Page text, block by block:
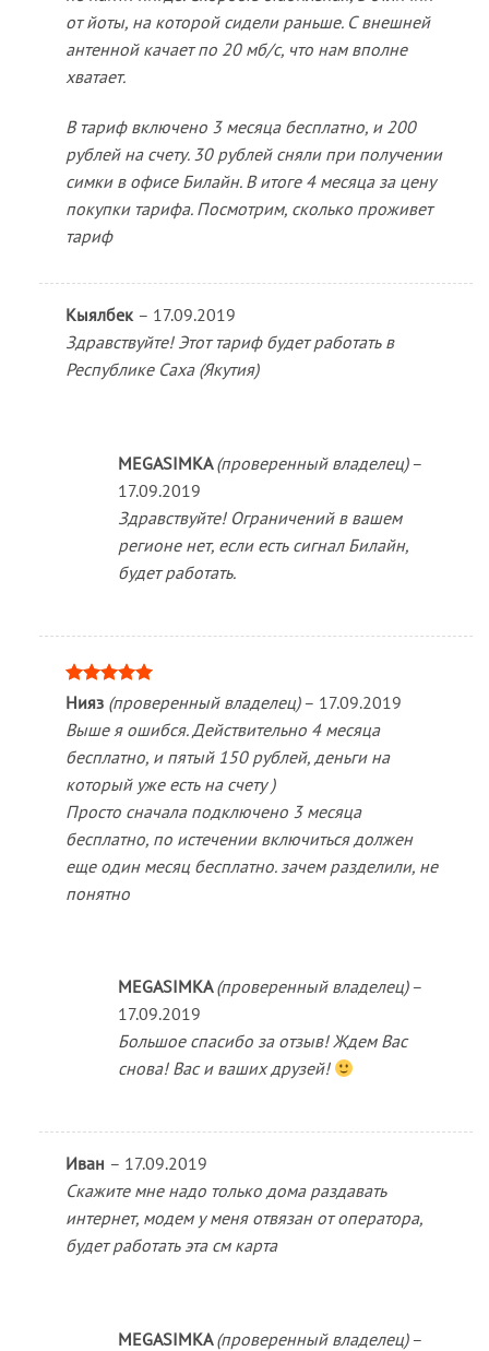
от йоты, на которой сидели раньше. С внешней
антенной качает по 20 мб/с, что нам вполне
хватает.
В тариф включено 3 месяца бесплатно, и 200
рублей на счету. 30 рублей сняли при получении
симки в офисе Билайн. В итоге 4 месяца за цену
покупки тарифа. Посмотрим, сколько проживет
тариф
Кыялбек – 17.09.2019
Здравствуйте! Этот тариф будет работать в
Республике Саха (Якутия)
MEGASIMKA(проверенный владелец) –
17.09.2019
Здравствуйте! Ограничений в вашем
регионе нет, если есть сигнал Билайн,
будет работать.
Оценка5
из 5
Нияз (проверенный владелец) – 17.09.2019
Выше я ошибся. Действительно 4 месяца
бесплатно, и пятый 150 рублей, деньги на
который уже есть на счету )
Просто сначала подключено 3 месяца
бесплатно, по истечении включиться должен
еще один месяц бесплатно. зачем разделили, не
понятно
MEGASIMKA(проверенный владелец) –
17.09.2019
Большое спасибо за отзыв! Ждем Вас
снова! Вас и ваших друзей!
Иван – 17.09.2019
Скажите мне надо только дома раздавать
интернет, модем у меня отвязан от оператора,
будет работать эта см карта
MEGASIMKA(проверенный владелец) –